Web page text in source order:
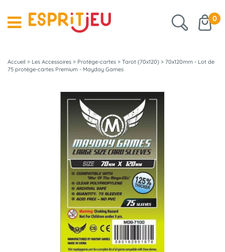
0
Accueil > Les Accessoires > Protège-cartes > Tarot (70x120) > 70x120mm - Lot de
75 protège-cartes Premium - Mayday Games